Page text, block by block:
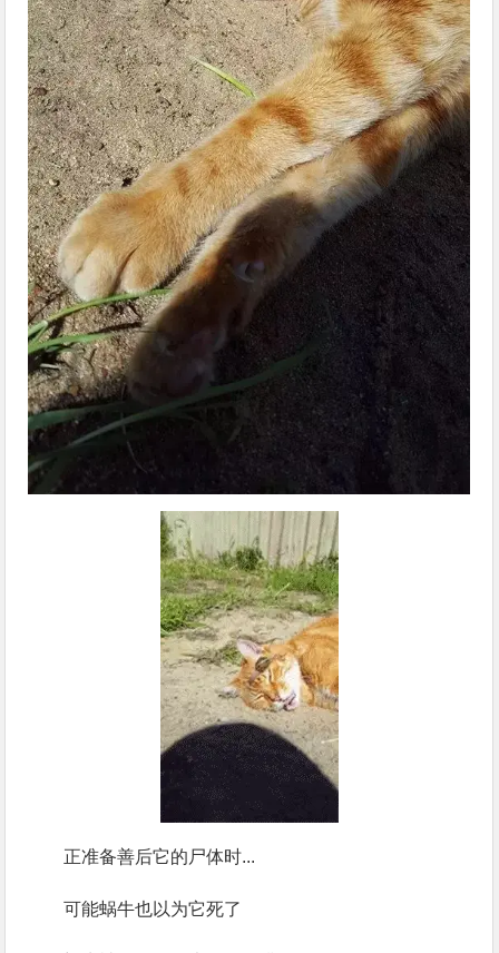
正准备善后它的尸体时...
可能蜗牛也以为它死了